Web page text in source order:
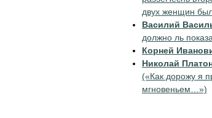
двух женщин
Василий
должно ль
Корней
Николай
(«Как дорожу я
мгновеньем…»)